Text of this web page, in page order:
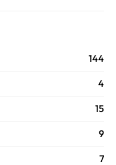
144
4
15
9
7